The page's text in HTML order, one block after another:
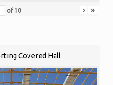
of 10 › »
Covered Hall